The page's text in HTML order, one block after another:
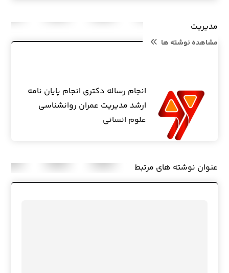
مدیریت
مشاهده نوشته ها
انجام رساله دکتری انجام پایان نامه
ارشد مدیریت عمران روانشناسی
علوم انسانی
عنوان ‫نوشته های مرتبط